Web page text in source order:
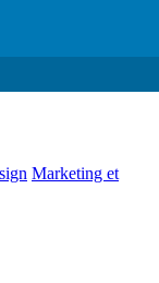
Marketing et